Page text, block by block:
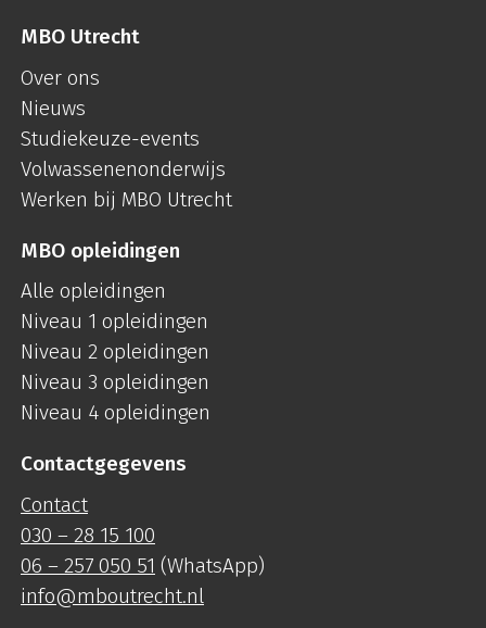
MBO Utrecht
Over ons
Nieuws
Studiekeuze-events
Volwassenenonderwijs
Werken bij MBO Utrecht
MBO opleidingen
Alle opleidingen
Niveau 1 opleidingen
Niveau 2 opleidingen
Niveau 3 opleidingen
Niveau 4 opleidingen
Contactgegevens
Contact
030 – 28 15 100
06 – 257 050 51 (WhatsApp)
info@mboutrecht.nl